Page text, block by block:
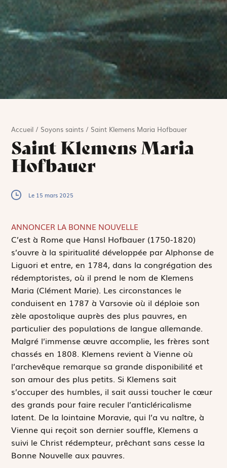
Accueil / Soyons saints / Saint Klemens Maria Hofbauer
Saint Klemens Maria
Hofbauer
Le 15 mars 2025
ANNONCER LA BONNE NOUVELLE
C’est à Rome que Hansl Hofbauer (1750-1820)
s’ouvre à la spiritualité développée par Alphonse de
Liguori et entre, en 1784, dans la congrégation des
rédemptoristes, où il prend le nom de Klemens
Maria (Clément Marie). Les circonstances le
conduisent en 1787 à Varsovie où il déploie son
zèle apostolique auprès des plus pauvres, en
particulier des populations de langue allemande.
Malgré l’immense œuvre accomplie, les frères sont
chassés en 1808. Klemens revient à Vienne où
l’archevêque remarque sa grande disponibilité et
son amour des plus petits. Si Klemens sait
s’occuper des humbles, il sait aussi toucher le cœur
des grands pour faire reculer l’anticléricalisme
latent. De la lointaine Moravie, qui l’a vu naître, à
Vienne qui reçoit son dernier souffle, Klemens a
suivi le Christ rédempteur, prêchant sans cesse la
Bonne Nouvelle aux pauvres.